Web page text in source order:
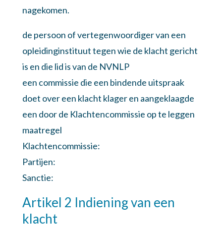
nagekomen.
de persoon of vertegenwoordiger van een
opleidinginstituut tegen wie de klacht gericht
is en die lid is van de NVNLP
een commissie die een bindende uitspraak
doet over een klacht klager en aangeklaagde
een door de Klachtencommissie op te leggen
maatregel
Klachtencommissie:
Partijen:
Sanctie:
Artikel 2 Indiening van een
klacht